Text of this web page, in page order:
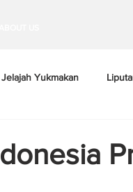
Jelajah Yukmakan